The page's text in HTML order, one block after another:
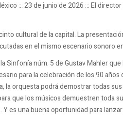
::: 23 de junio de 2026 ::: El
cultural de la capital. La
en el mismo escenario sonoro
Sinfonía núm. 5 de Gustav Mahler
para la celebración de los 90 años
la orquesta podrá demostrar todas
que los músicos demuestren toda
Y es una buena oportunidad para